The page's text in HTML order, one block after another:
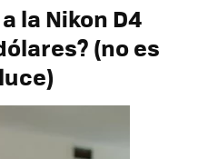
la Nikon D4
(no es